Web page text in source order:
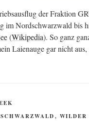
der Frak­ti­on
im Nord­schwarz­wald bis
(Wiki­pe­dia). So ganz
Lai­en­au­ge gar nicht aus,
, WILDER